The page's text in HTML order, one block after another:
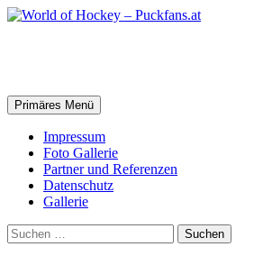
Zum
Suchen
Primäres Menü
Impressum
Foto Gallerie
Partner und Referenzen
Datenschutz
Gallerie
Suchen
nach: